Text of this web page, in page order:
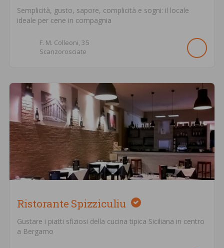
Semplicità, gusto, sapore, complicità e sogni: il locale
ideale per cene in compagnia
F. M. Colleoni, 35
Scanzorosciate
Ristorante Spizziculiu
Gustare i piatti sfiziosi della cucina tipica Siciliana in centro
a Bergamo